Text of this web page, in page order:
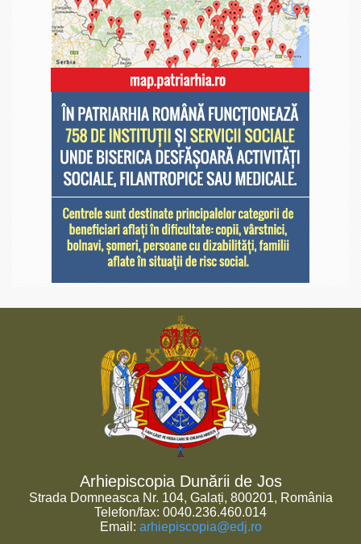
Arhiepiscopia Dunării de Jos
Strada Domneasca Nr. 104, Galați, 800201, România
Telefon/fax: 0040.236.460.014
Email: arhiepiscopia@edj.ro